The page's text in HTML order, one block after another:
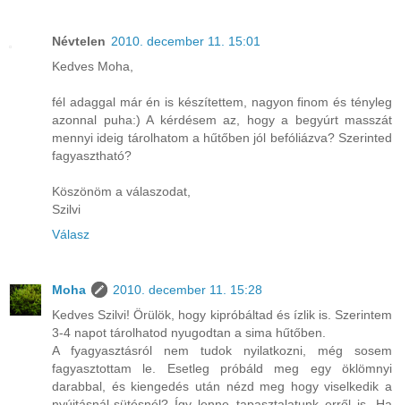
Névtelen 2010. december 11. 15:01
Kedves Moha,
fél adaggal már én is készítettem, nagyon finom és tényleg
azonnal puha:) A kérdésem az, hogy a begyúrt masszát
mennyi ideig tárolhatom a hűtőben jól befóliázva? Szerinted
fagyasztható?
Köszönöm a válaszodat,
Szilvi
Válasz
Moha
2010. december 11. 15:28
Kedves Szilvi! Örülök, hogy kipróbáltad és ízlik is. Szerintem
3-4 napot tárolhatod nyugodtan a sima hűtőben.
A fyagyasztásról nem tudok nyilatkozni, még sosem
fagyasztottam le. Esetleg próbáld meg egy öklömnyi
darabbal, és kiengedés után nézd meg hogy viselkedik a